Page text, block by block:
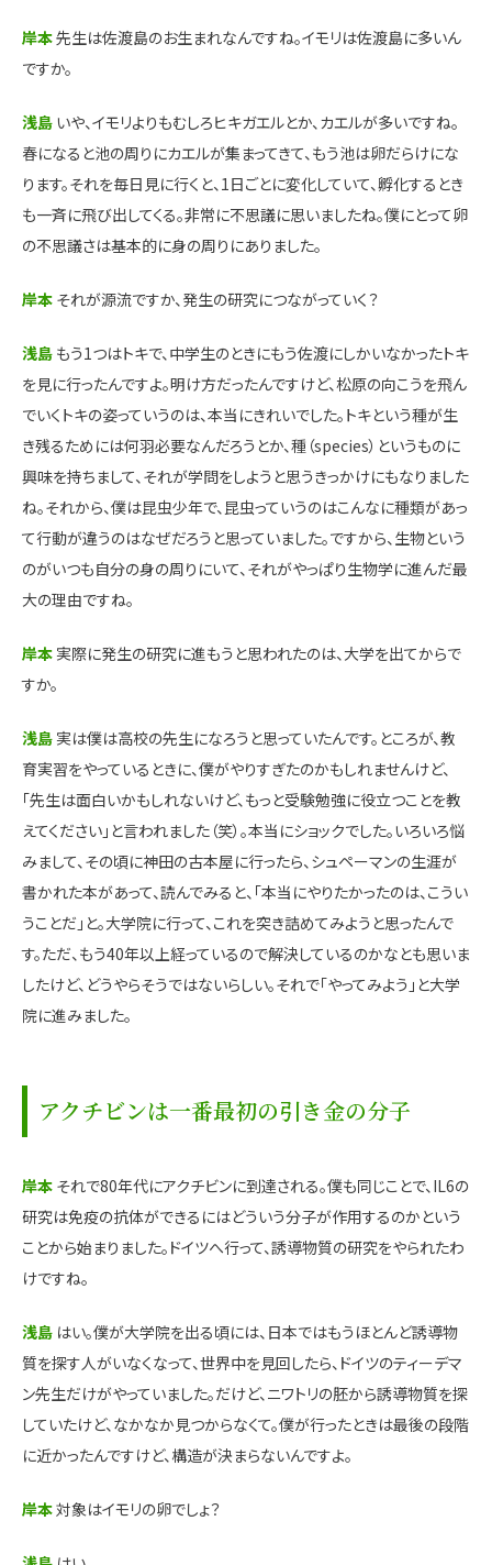
岸本先生は佐渡島のお生まれなんですね。イモリは佐渡島に多いん
ですか。
浅島 いや、イモリよりもむしろヒキガエルとか、カエルが多いですね。
春になると池の周りにカエルが集まってきて、もう池は卵だらけにな
ります。それを毎日見に行くと、1日ごとに変化していて、孵化するとき
も一斉に飛び出してくる。非常に不思議に思いましたね。僕にとって卵
の不思議さは基本的に身の周りにありました。
岸本 それが源流ですか、発生の研究につながっていく？
浅島 もう1つはトキで、中学生のときにもう佐渡にしかいなかったトキ
を見に行ったんですよ。明け方だったんですけど、松原の向こうを飛ん
でいくトキの姿っていうのは、本当にきれいでした。トキという種が生
き残るためには何羽必要なんだろうとか、種（species）というものに
興味を持ちまして、それが学問をしようと思うきっかけにもなりました
ね。それから、僕は昆虫少年で、昆虫っていうのはこんなに種類があっ
て行動が違うのはなぜだろうと思っていました。ですから、生物という
のがいつも自分の身の周りにいて、それがやっぱり生物学に進んだ最
大の理由ですね。
岸本 実際に発生の研究に進もうと思われたのは、大学を出てからで
すか。
浅島 実は僕は高校の先生になろうと思っていたんです。ところが、教
育実習をやっているときに、僕がやりすぎたのかもしれませんけど、
「先生は面白いかもしれないけど、もっと受験勉強に役立つことを教
えてください」と言われました（笑）。本当にショックでした。いろいろ悩
みまして、その頃に神田の古本屋に行ったら、シュペーマンの生涯が
書かれた本があって、読んでみると、「本当にやりたかったのは、こうい
うことだ」と。大学院に行って、これを突き詰めてみようと思ったんで
す。ただ、もう40年以上経っているので解決しているのかなとも思いま
したけど、どうやらそうではないらしい。それで「やってみよう」と大学
院に進みました。
アクチビンは一番最初の引き金の分子
岸本 それで80年代にアクチビンに到達される。僕も同じことで、IL6の
研究は免疫の抗体ができるにはどういう分子が作用するのかという
ことから始まりました。ドイツへ行って、誘導物質の研究をやられたわ
けですね。
浅島 はい。僕が大学院を出る頃には、日本ではもうほとんど誘導物
質を探す人がいなくなって、世界中を見回したら、ドイツのティーデマ
ン先生だけがやっていました。だけど、ニワトリの胚から誘導物質を探
していたけど、なかなか見つからなくて。僕が行ったときは最後の段階
に近かったんですけど、構造が決まらないんですよ。
岸本対象はイモリの卵でしょ？